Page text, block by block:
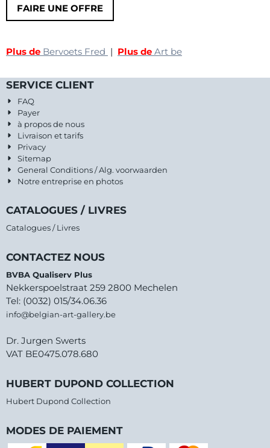
FAIRE UNE OFFRE
Plus de Bervoets Fred | Plus de Art be
SERVICE CLIENT
FAQ
Payer
à propos de nous
Livraison et tarifs
Privacy
Sitemap
General Conditions / Alg. voorwaarden
Notre entreprise en photos
CATALOGUES / LIVRES
Catalogues / Livres
CONTACTEZ NOUS
BVBA Qualiserv Plus
Nekkerspoelstraat 259 2800 Mechelen
Tel: (0032) 015/34.06.36
info@belgian-art-gallery.be
Dr. Jurgen Swerts
VAT BE0475.078.680
HUBERT DUPOND COLLECTION
Hubert Dupond Collection
MODES DE PAIEMENT